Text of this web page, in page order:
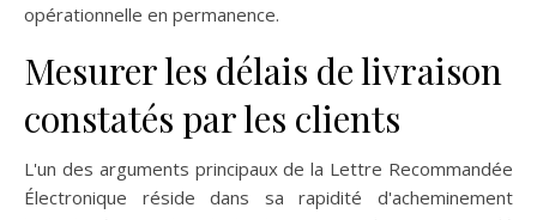
opérationnelle en permanence.
Mesurer les délais de livraison
constatés par les clients
L'un des arguments principaux de la Lettre Recommandée
Électronique réside dans sa rapidité d'acheminement